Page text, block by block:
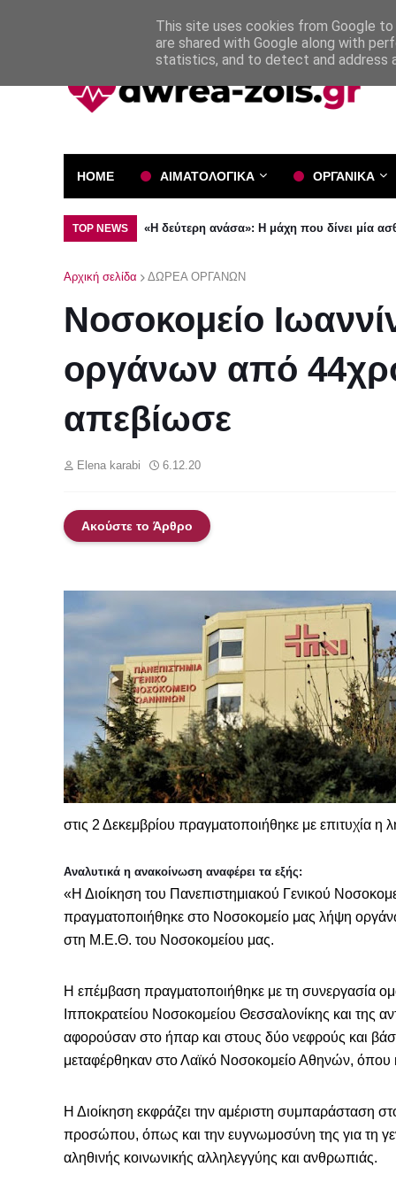
HOME ΑΙΜΑΤΟΛΟΓΙΚΑ ΟΡΓΑΝΙΚΑ
TOP NEWS «Η δεύτερη ανάσα»: Η μάχη που δίνει μία
Αρχική σελίδα ΔΩΡΕΑ ΟΡΓΑΝΩΝ
Νοσοκομείο
οργάνων από
απεβίωσε
Elena karabi 6.12.20
Ακούστε το Άρθρο
στις 2 Δεκεμβρίου πραγματοποιήθηκε με επιτυχία
Αναλυτικά η ανακοίνωση αναφέρει τα εξής:
«Η Διοίκηση του Πανεπιστημιακού Γενικού
πραγματοποιήθηκε στο Νοσοκομείο μας λήψη
στη Μ.Ε.Θ. του Νοσοκομείου μας.
Η επέμβαση πραγματοποιήθηκε με τη συνεργασία
Ιπποκρατείου Νοσοκομείου Θεσσαλονίκης και της
αφορούσαν στο ήπαρ και στους δύο νεφρούς και
μεταφέρθηκαν στο Λαϊκό Νοσοκομείο Αθηνών, όπου
Η Διοίκηση εκφράζει την αμέριστη συμπαράσταση
προσώπου, όπως και την ευγνωμοσύνη της για τη
αληθινής κοινωνικής αλληλεγγύης και ανθρωπιάς.
This site uses cookies from Google
are shared with Google along with
statistics, and to detect and address